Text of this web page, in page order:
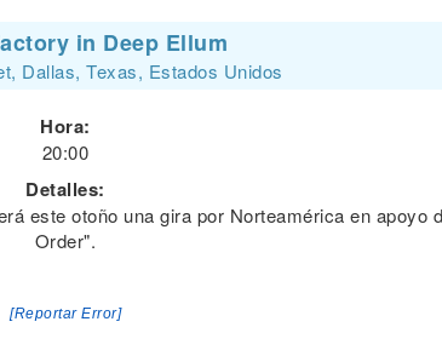
in Deep Ellum
Dallas, Texas, Estados Unidos
Hora:
20:00
Detalles:
este otoño una gira por Norteamérica en apoyo
Order".
[Reportar Error]